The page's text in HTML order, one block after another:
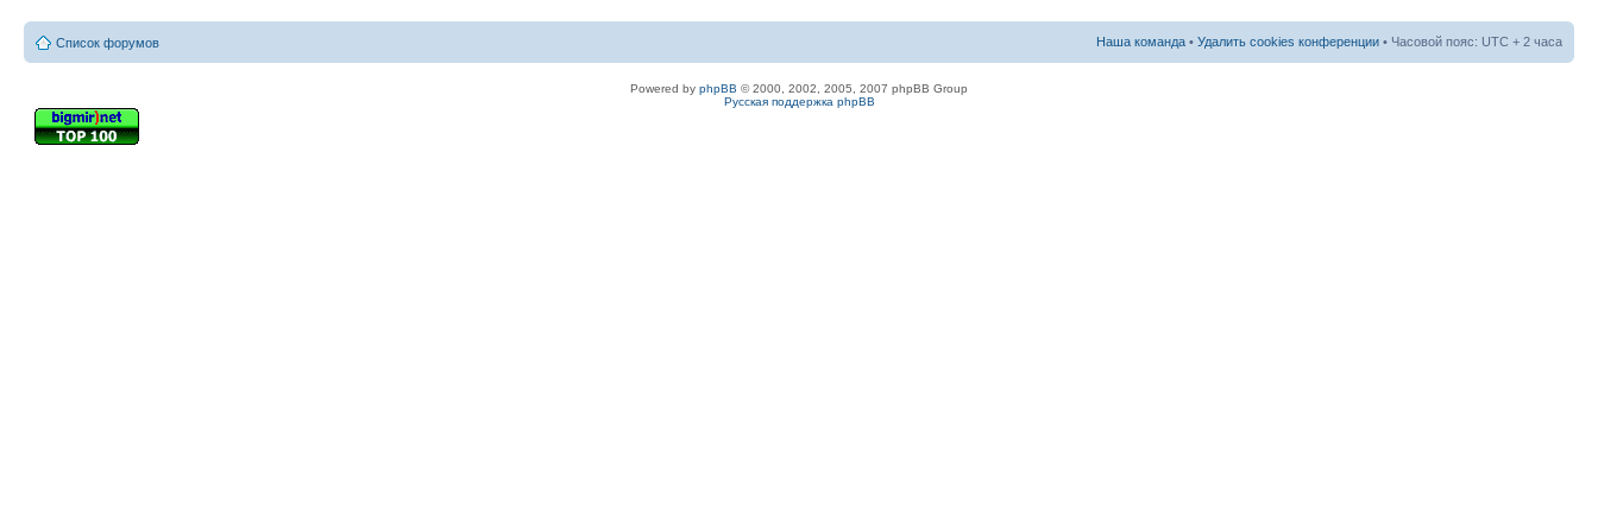
Список форумов Наша команда • Удалить cookies конференции • Часовой пояс: UTC + 2 часа
Powered by phpBB © 2000, 2002, 2005, 2007 phpBB Group
Русская поддержка phpBB